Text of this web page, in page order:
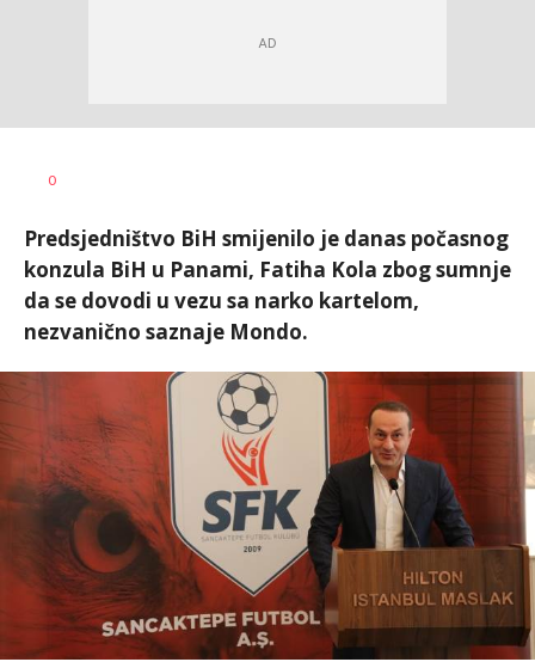
AUTOR
0
Predsjedništvo BiH smijenilo je danas počasnog
konzula BiH u Panami, Fatiha Kola zbog sumnje
da se dovodi u vezu sa narko kartelom,
nezvanično saznaje Mondo.